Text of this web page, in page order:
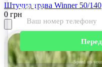
Штучна трава Winner 50/140
0 грн